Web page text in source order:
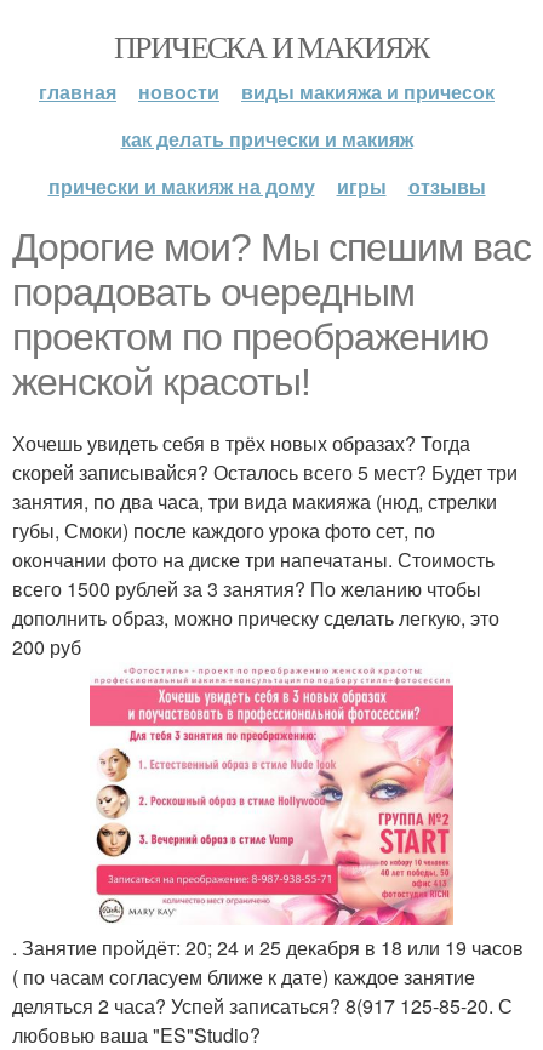
ПРИЧЕСКА И МАКИЯЖ
главная новости
виды макияжа и причесок
как делать прически и макияж
прически и макияж на дому
игры отзывы
Дорогие мои? Мы спешим вас
порадовать очередным
проектом по преображению
женской красоты!
Хочешь увидеть себя в трёх новых образах? Тогда
скорей записывайся? Осталось всего 5 мест? Будет три
занятия, по два часа, три вида макияжа (нюд, стрелки
губы, Смоки) после каждого урока фото сет, по
окончании фото на диске три напечатаны. Стоимость
всего 1500 рублей за 3 занятия? По желанию чтобы
дополнить образ, можно прическу сделать легкую, это
200 руб
. Занятие пройдёт: 20; 24 и 25 декабря в 18 или 19 часов
( по часам согласуем ближе к дате) каждое занятие
деляться 2 часа? Успей записаться? 8(917 125-85-20. С
любовью ваша "ES"Studio?